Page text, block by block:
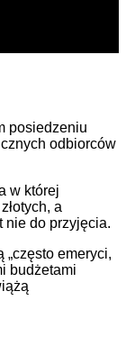
posiedzeniu
odbiorców
w której
a
nie do przyjęcia.
emeryci,
budżetami